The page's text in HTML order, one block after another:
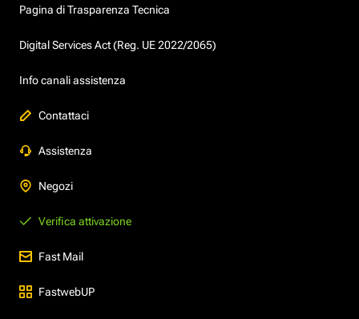
Pagina di Trasparenza Tecnica
Digital Services Act (Reg. UE 2022/2065)
Info canali assistenza
Contattaci
Assistenza
Negozi
Verifica attivazione
Fast Mail
FastwebUP